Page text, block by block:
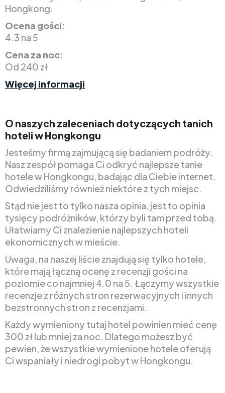
Hongkong.
Ocena gości:
4.3 na 5
Cena za noc:
Od 240 zł
Więcej informacji
O naszych zaleceniach dotyczących tanich
hoteli w Hongkongu
Jesteśmy firmą zajmującą się badaniem podróży.
Nasz zespół pomaga Ci odkryć najlepsze tanie
hotele w Hongkongu, badając dla Ciebie internet.
Odwiedziliśmy również niektóre z tych miejsc.
Stąd nie jest to tylko nasza opinia, jest to opinia
tysięcy podróżników, którzy byli tam przed tobą.
Ułatwiamy Ci znalezienie najlepszych hoteli
ekonomicznych w mieście.
Uwaga, na naszej liście znajdują się tylko hotele,
które mają łączną ocenę z recenzji gości na
poziomie co najmniej 4.0 na 5. Łączymy wszystkie
recenzje z różnych stron rezerwacyjnych i innych
bezstronnych stron z recenzjami.
Każdy wymieniony tutaj hotel powinien mieć cenę
300 zł lub mniej za noc. Dlatego możesz być
pewien, że wszystkie wymienione hotele oferują
Ci wspaniały i niedrogi pobyt w Hongkongu.